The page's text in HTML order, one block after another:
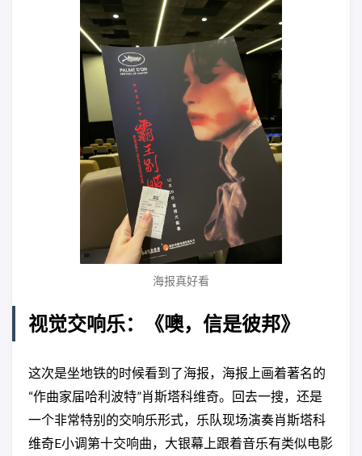
海报真好看
视觉交响乐：《噢，信是彼邦》
这次是坐地铁的时候看到了海报，海报上画着著名的
“作曲家届哈利波特”肖斯塔科维奇。回去一搜，还是
一个非常特别的交响乐形式，乐队现场演奏肖斯塔科
维奇E小调第十交响曲，大银幕上跟着音乐有类似电影